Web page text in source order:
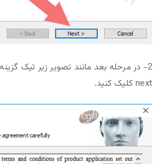
next کلیک کنید.